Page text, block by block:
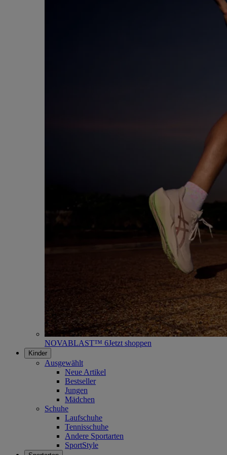
NOVABLAST™ 6Jetzt shoppen
Kinder
Ausgewählt
Neue Artikel
Bestseller
Jungen
Mädchen
Schuhe
Laufschuhe
Tennisschuhe
Andere Sportarten
SportStyle